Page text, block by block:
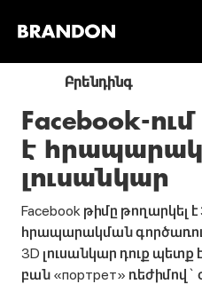
Բրենդինգ
Facebook-
է
լուսանկար
Facebook թիմը թողարկել
հրապարակման
3D լուսանկար դուք պետք
բան «портрет»